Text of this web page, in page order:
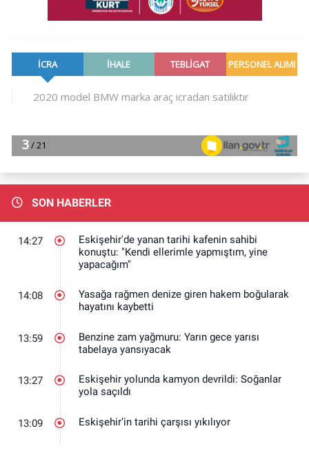
SON HABERLER
14:27
Eskişehir'de yanan tarihi kafenin sahibi
konuştu: "Kendi ellerimle yapmıştım, yine
yapacağım"
14:08
Yasağa rağmen denize giren hakem boğularak
hayatını kaybetti
13:59
Benzine zam yağmuru: Yarın gece yarısı
tabelaya yansıyacak
13:27
Eskişehir yolunda kamyon devrildi: Soğanlar
yola saçıldı
13:09 Eskişehir’in tarihi çarşısı yıkılıyor